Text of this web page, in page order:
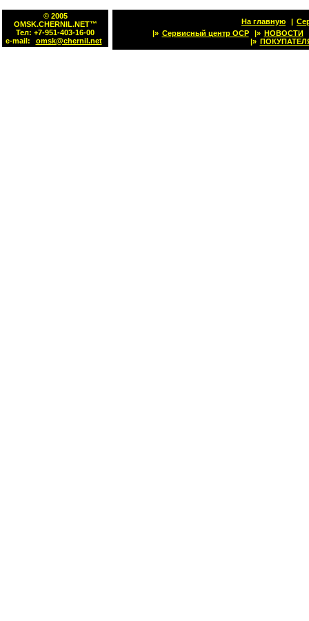
© 2005
OMSK.CHERNIL.NET™
Тел: +7-951-403-16-00
e-mail:
omsk@chernil.net
На главную |
|» Сервисный центр OCP |» НОВОСТИ
|»